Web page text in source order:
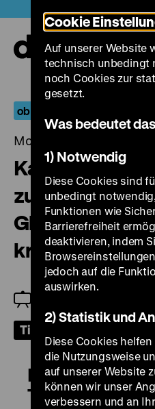
zum
Seiteninhalt
springen
ob kinder oder keine
Montag, 13. März 2023,
Kalender einer
zum Thema
kriegen?
Tickets
Kalender einer
Thema
Cookie
Auf unserer Website
technisch unbedingt
noch Cookies zur
gesetzt.
Was bedeutet
1) Notwendig
Diese Cookies sind
unbedingt
Funktionen wie
Barrierefreiheit
deaktivieren, indem
jedoch auf die
auswirken.
2) Statistik und
Diese Cookies
die Nutzungsweise
auf unserer Website
können wir unser
verbessern und an